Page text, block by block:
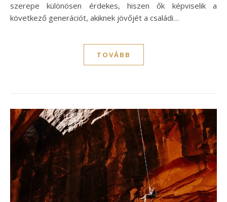
szerepe különösen érdekes, hiszen ők képviselik a
következő generációt, akiknek jövőjét a családi…
TOVÁBB